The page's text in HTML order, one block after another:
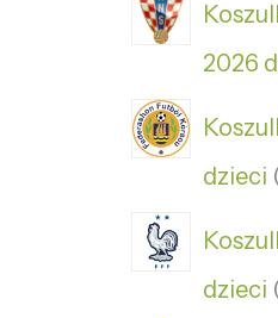
2026
dzieci
dzieci